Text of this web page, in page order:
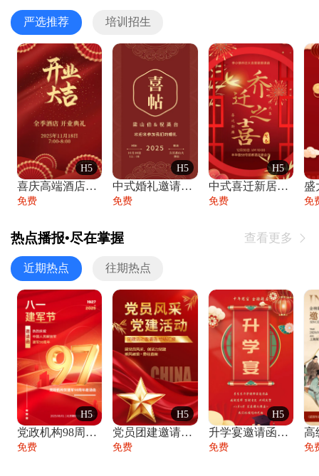
严选推荐 培训招生
H5
喜庆高端酒店开业大吉邀请函
免费
H5
中式婚礼邀请函中国风传统复古婚礼请柬请帖
免费
H5
中式喜迁新居乔迁之喜邀请函宴会请帖
免费 免
热点播报•尽在掌握 查看更多 
近期热点 往期热点
H5
党政机构98周年八一建军节庆祝晚会活动邀
免费
H5
党员团建邀请函党建活动风采党会工作汇报总
免费
H5
升学宴邀请函喜报金榜题名高端谢师宴邀请函
免费 免